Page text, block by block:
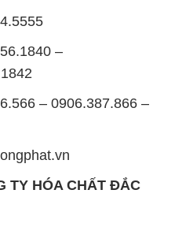
–
– 0906.387.866 –
TY HÓA CHẤT ĐẮC